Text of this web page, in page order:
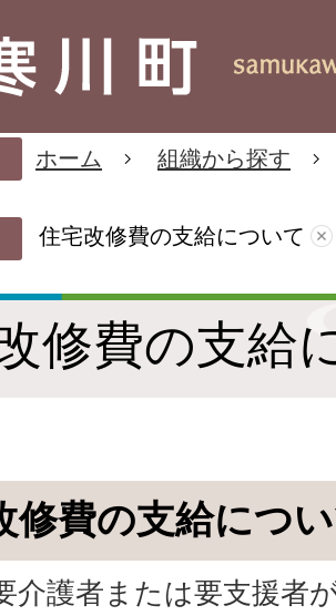
ホーム 組織から探す
住宅改修費の支給について
修費の支給
修費の支給につ
護者または要支援者